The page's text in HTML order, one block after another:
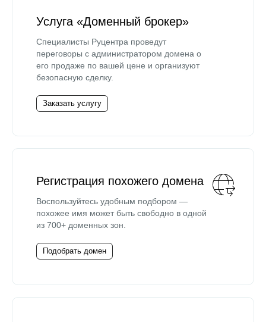
Услуга «Доменный брокер»
Специалисты Руцентра проведут
переговоры с администратором домена о
его продаже по вашей цене и организуют
безопасную сделку.
Заказать услугу
Регистрация похожего домена
Воспользуйтесь удобным подбором —
похожее имя может быть свободно в одной
из 700+ доменных зон.
Подобрать домен